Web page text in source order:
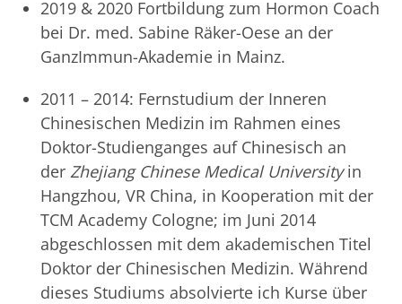
2019 & 2020 Fortbildung zum Hormon Coach
bei Dr. med. Sabine Räker-Oese an der
GanzImmun-Akademie in Mainz.
2011 – 2014: Fernstudium der Inneren
Chinesischen Medizin im Rahmen eines
Doktor-Studienganges auf Chinesisch an
der Zhejiang Chinese Medical Universityin
Hangzhou, VR China, in Kooperation mit der
TCM Academy Cologne; im Juni 2014
abgeschlossen mit dem akademischen Titel
Doktor der Chinesischen Medizin. Während
dieses Studiums absolvierte ich Kurse über